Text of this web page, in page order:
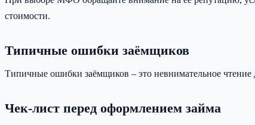
стоимости.
Типичные ошибки заёмщиков
Типичные ошибки заёмщиков – это невнимательное чтение
Чек-лист перед оформлением займа